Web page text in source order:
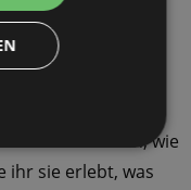
Wir wollen wissen, wie
ihr sie erlebt, was